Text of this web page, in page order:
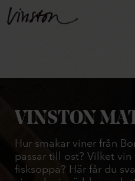
VINSTON
Hur smakar viner från
passar till ost? Vilket vin
fisksoppa? Här får du